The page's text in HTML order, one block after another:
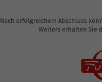
Nach erfolgreichem Abschluss
Weiters erhalten Sie